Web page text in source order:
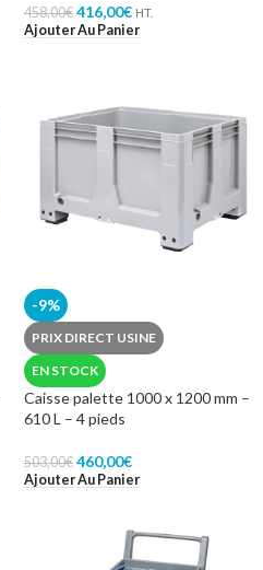
458,00€ 416,00€ HT.
Ajouter Au Panier
-9%
PRIX DIRECT USINE
EN STOCK
Caisse palette 1000 x 1200 mm –
610 L – 4 pieds
503,00€ 460,00€
Ajouter Au Panier